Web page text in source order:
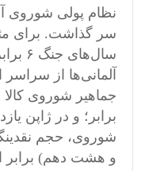
نظام پولی شوروی
سر گذاشت. برای
آلمانی‌ها از
جماهیر شوروی کالا
برابر؛ و در ژاپن
و هشت دهم) برابر